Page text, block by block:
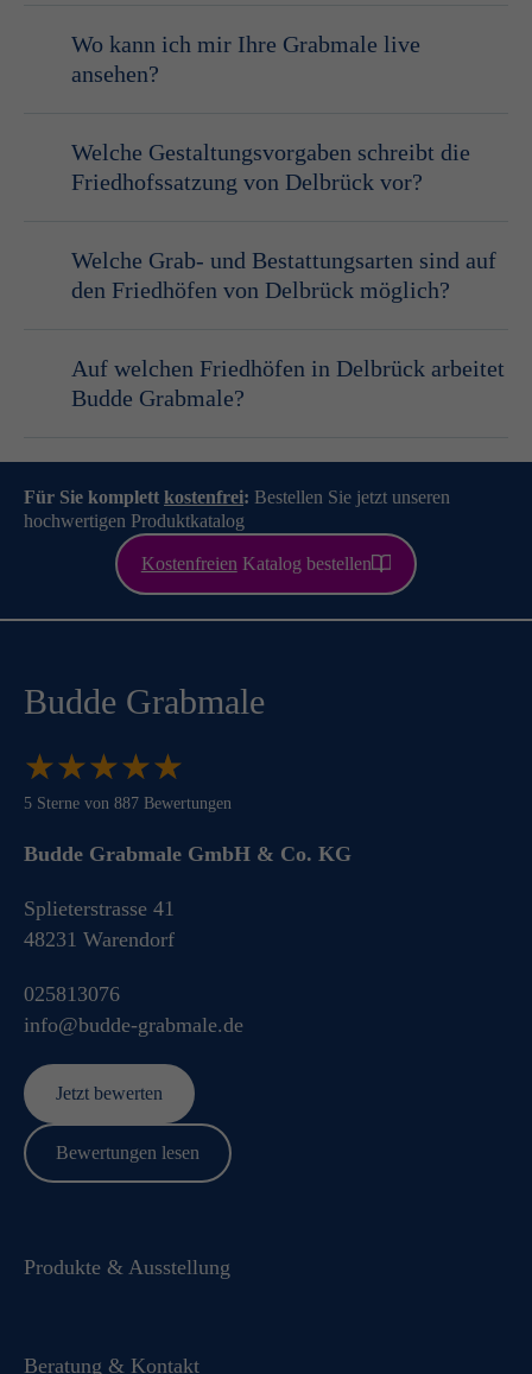
Friedhofsverwaltung der Stadt Delbrück
Wo kann ich mir Ihre Grabmale live
ansehen?
Welche Gestaltungsvorgaben schreibt die
Friedhofssatzung von Delbrück vor?
Welche Grab- und Bestattungsarten sind auf
den Friedhöfen von Delbrück möglich?
Auf welchen Friedhöfen in Delbrück arbeitet
Budde Grabmale?
Für Sie komplett kostenfrei: Bestellen Sie jetzt unseren
hochwertigen Produktkatalog
Kostenfreien Katalog bestellen
Budde Grabmale
★★★★★
★★★★★
5 Sterne von 887 Bewertungen
Budde Grabmale GmbH & Co. KG
info@budde-grabmale.de
025813076
Splieterstrasse 41
48231 Warendorf
Jetzt bewerten
Bewertungen lesen
Produkte & Ausstellung
Beratung & Kontakt